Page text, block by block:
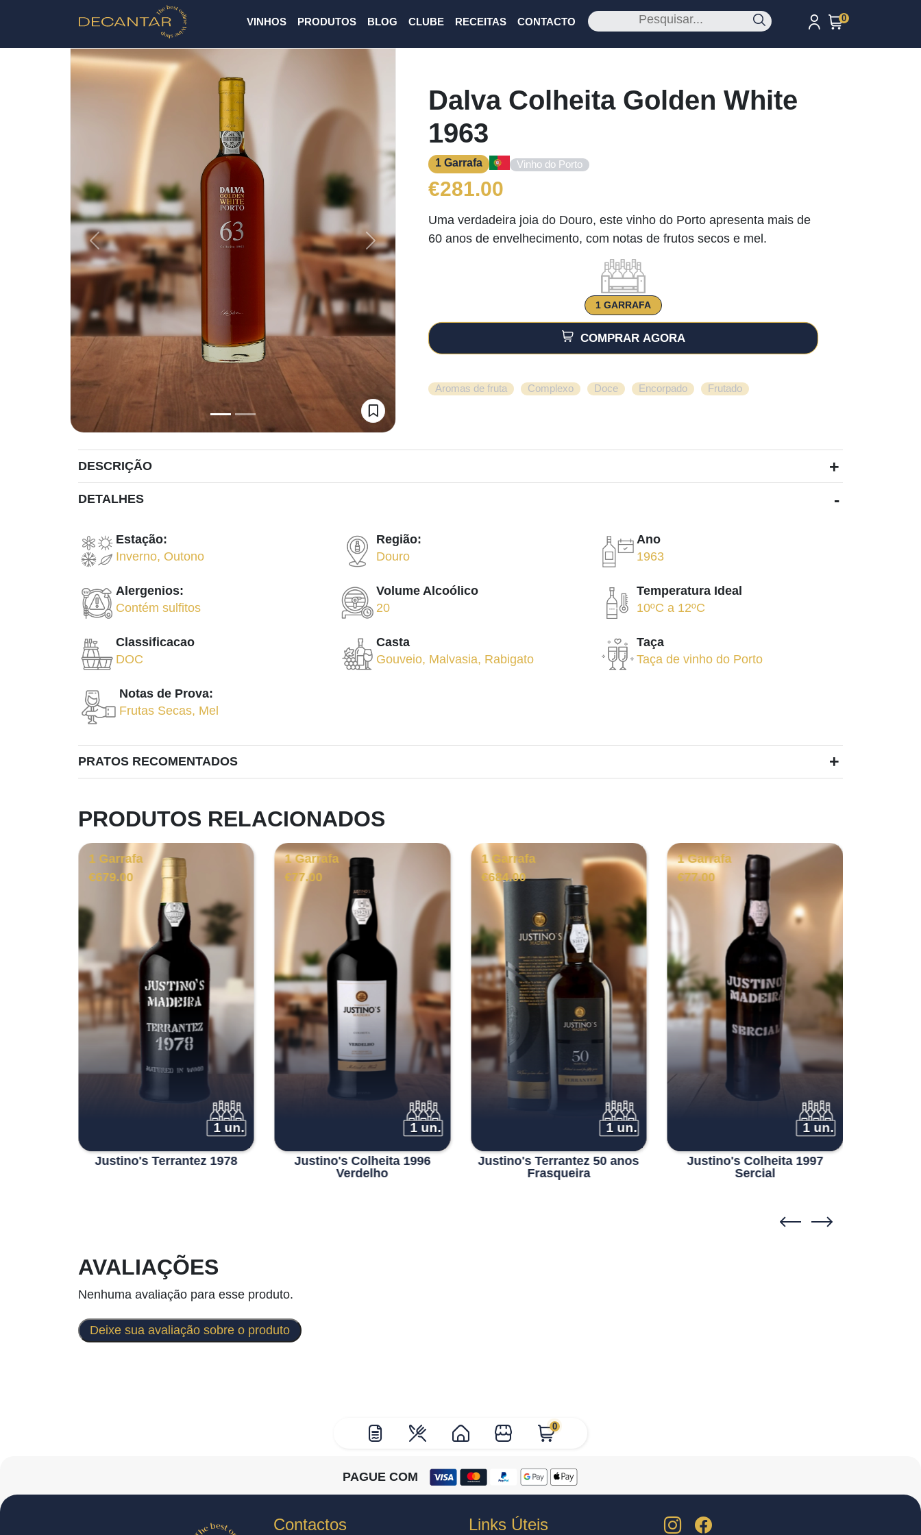
VINHOS PRODUTOS BLOG CLUBE RECEITAS CONTACTO 0
0
Previous Next
Dalva Colheita Golden White
1963
1 Garrafa Vinho do Porto
€281.00
Uma verdadeira joia do Douro, este vinho do Porto apresenta mais de
60 anos de envelhecimento, com notas de frutos secos e mel.
1 GARRAFA
COMPRAR AGORA
Aromas de fruta Complexo Doce Encorpado Frutado
DESCRIÇÃO +
DETALHES -
Estação:
Inverno, Outono
Região:
Douro
Ano
1963
Alergenios:
Contém sulfitos
Volume Alcoólico
20
Temperatura Ideal
10ºC a 12ºC
Classificacao
DOC
Casta
Gouveio, Malvasia, Rabigato
Taça
Taça de vinho do Porto
Notas de Prova:
Frutas Secas, Mel
PRATOS RECOMENTADOS +
PRODUTOS RELACIONADOS
1 Garrafa
€679.00
1 un.
Justino's Terrantez 1978
1 Garrafa
€77.00
1 un.
Justino's Colheita 1996
Verdelho
1 Garrafa
€684.00
1 un.
Justino's Terrantez 50 anos
Frasqueira
1 Garrafa
€77.00
1 un.
Justino's Colheita 1997
Sercial
AVALIAÇÕES
Nenhuma avaliação para esse produto.
Deixe sua avaliação sobre o produto
PAGUE COM
Contactos Links Úteis